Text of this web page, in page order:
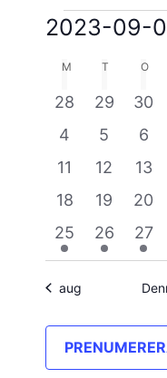
2023-09-
datum.
Kalender
av
Evenemang
M MÅNDAG
T TISDAG
O
0
evenemang
28
0
29
0
30
0
evenemang
4
0
5
0
6
0
evenemang
11
0
12
0
13
0
evenemang
18
0
19
0
20
1
evenemang
25
1
26
1
27
aug